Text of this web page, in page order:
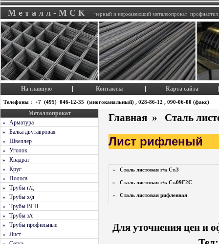
М е т а л л - М С К черный и нержавеющий металлопрокат
На главную Контакты Карта сайта
Телефоны : +7 (495) 046-12-35 (многоканальный) , 028-86-12 , 090-06-00 (факс)
Главная » Сталь
Лист рифленый
» Сталь листовая г/к Ст.3
» Сталь листовая г/к Ст.09Г2С
» Сталь листовая рифленная
Для уточнения цен и
Металлопрокат
» Арматура
» Балка двутавровая
» Швеллер
» Уголок
» Квадрат
» Круг
» Полоса
» Трубы г/д
» Трубы х/д
» Трубы ВГП
» Трубы э/с
» Трубы профильные
» Лист